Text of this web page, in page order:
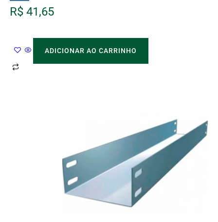
R$ 41,65
ADICIONAR AO CARRINHO